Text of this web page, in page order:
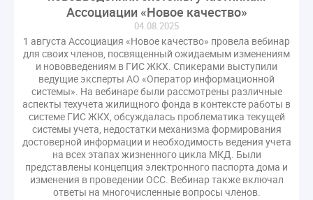
круглый стол
мораторий
обсуждение
отчетность УК
персональные данные
реформирование ЖКХ
1 сентября
2035 ВЦИОМ
Владимир Путин
ГИС ЖКС
ГПК РФ ГУО
Геллер
Государственная дума
Дезинфекция
Дума
ЕФИЦ
Законопроект Минстрой
Законопроект Пахомов Кошелев
Законопроект теплоснабжение ответственность
Законотворчество
Заседание
ИПУ
Ассоциации «Новое качество»
04.08.2025
1 августа Ассоциация «Новое качество» провела вебинар
для своих членов, посвященный ожидаемым изменениям
и нововведениям в ГИС ЖКХ. Спикерами выступили
ведущие эксперты АО «Оператор информационной
системы». На вебинаре были рассмотрены различные
аспекты техучета жилищного фонда в контексте работы в
системе ГИС ЖКХ, обсуждалась проблематика текущей
системы учета, недостатки механизма формирования
достоверной информации и необходимость ведения учета
на всех этапах жизненного цикла МКД. Были
представлены концепция электронного паспорта дома и
изменения в проведении ОСС. Вебинар также включал
ответы на многочисленные вопросы членов.